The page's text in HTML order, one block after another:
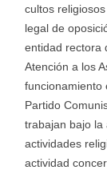
cultos
legal de
entidad rectora
Atención a los
funcionamiento
Partido
trabajan bajo la
actividades
actividad